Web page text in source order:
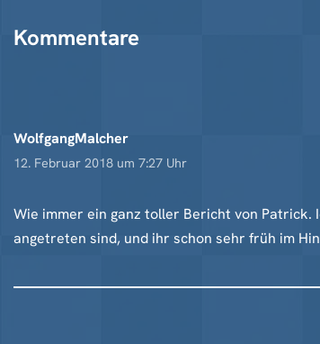
Kommentare
WolfgangMalcher
12. Februar 2018 um 7:27 Uhr
Wie immer ein ganz toller Bericht von
angetreten sind, und ihr schon sehr früh im